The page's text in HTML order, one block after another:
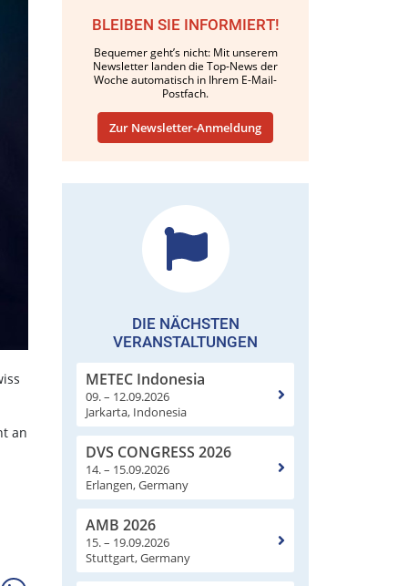
an
BLEIBEN SIE INFORMIERT!
Bequemer geht’s nicht: Mit unserem
Newsletter landen die Top-News der
Woche automatisch in Ihrem E-Mail-
Postfach.
Zur Newsletter-Anmeldung
DIE NÄCHSTEN
VERANSTALTUNGEN
METEC Indonesia
09. – 12.09.2026
Jarkarta, Indonesia
DVS CONGRESS 2026
14. – 15.09.2026
Erlangen, Germany
AMB 2026
15. – 19.09.2026
Stuttgart, Germany